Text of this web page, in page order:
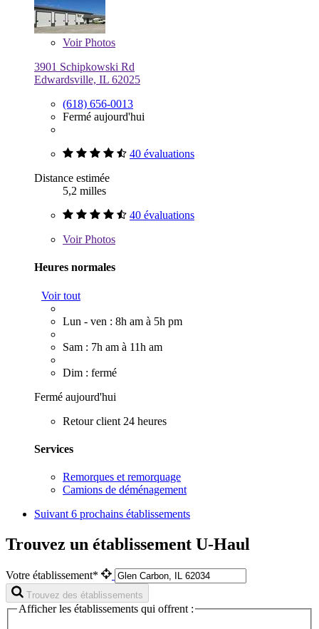
VoirPhotos
3901 Schipkowski Rd
Edwardsville, IL 62025
(618) 656-0013
Fermé aujourd'hui
40 évaluations
Distance estimée
5,2 milles
40 évaluations
VoirPhotos
Heures normales
Voir tout
Lun - ven : 8h am à 5h pm
Sam : 7h am à 11h am
Dim : fermé
Fermé aujourd'hui
Retour client 24 heures
Services
Remorques et remorquage
Camions de déménagement
Suivant 6 prochains établissements
Trouvez un établissement U-Haul
Votre établissement*
Trouvez des établissements
Afficher les établissements qui offrent :